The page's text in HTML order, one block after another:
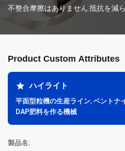
不整合摩擦はありません.抵抗を減
Product Custom Attributes
ハイライト
平面型粒機の生産ライン, ベントナ
DAP肥料を作る機械
製品名: